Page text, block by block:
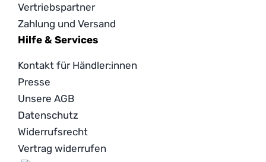
Vertriebspartner
Zahlung und Versand
Hilfe & Services
Kontakt für Händler:innen
Presse
Unsere AGB
Datenschutz
Widerrufsrecht
Vertrag widerrufen